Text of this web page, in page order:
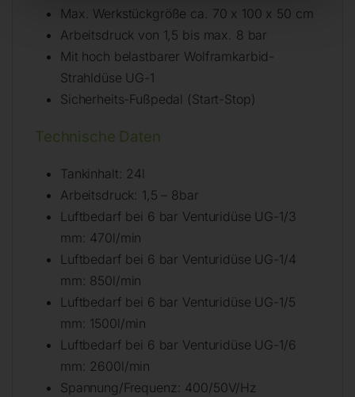
Max. Werkstückgröße ca. 70 x 100 x 50 cm
Arbeitsdruck von 1,5 bis max. 8 bar
Mit hoch belastbarer Wolframkarbid-
Strahldüse UG-1
Sicherheits-Fußpedal (Start-Stop)
Technische Daten
Tankinhalt: 24l
Arbeitsdruck: 1,5 – 8bar
Luftbedarf bei 6 bar Venturidüse UG-1/3
mm: 470l/min
Luftbedarf bei 6 bar Venturidüse UG-1/4
mm: 850l/min
Luftbedarf bei 6 bar Venturidüse UG-1/5
mm: 1500l/min
Luftbedarf bei 6 bar Venturidüse UG-1/6
mm: 2600l/min
Spannung/Frequenz: 400/50V/Hz